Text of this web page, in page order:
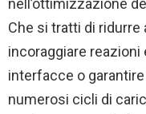
nell’ottimizzazione
Che si tratti di
incoraggiare
interfacce o
numerosi cicli di